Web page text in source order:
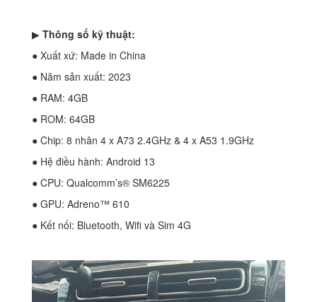
▶ Thông số kỹ thuật:
● Xuất xứ: Made in China
● Năm sản xuất: 2023
● RAM: 4GB
● ROM: 64GB
● Chip: 8 nhân 4 x A73 2.4GHz & 4 x A53 1.9GHz
● Hệ điều hành: Android 13
● CPU: Qualcomm’s® SM6225
● GPU: Adreno™ 610
● Kết nối: Bluetooth, Wifi và Sim 4G